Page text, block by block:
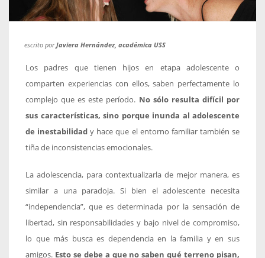
escrito porJaviera Hernández, académica USS
Los padres que tienen hijos en etapa adolescente o
comparten experiencias con ellos, saben perfectamente lo
complejo que es este período. No sólo resulta difícil por
sus características, sino porque inunda al adolescente
de inestabilidad y hace que el entorno familiar también se
tiña de inconsistencias emocionales.
La adolescencia, para contextualizarla de mejor manera, es
similar a una paradoja. Si bien el adolescente necesita
“independencia”, que es determinada por la sensación de
libertad, sin responsabilidades y bajo nivel de compromiso,
lo que más busca es dependencia en la familia y en sus
amigos. Esto se debe a que no saben qué terreno pisan,